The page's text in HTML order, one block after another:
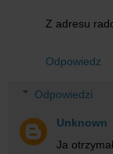
Z adresu
Odpowiedz
Odpowiedzi
Unknown
Ja